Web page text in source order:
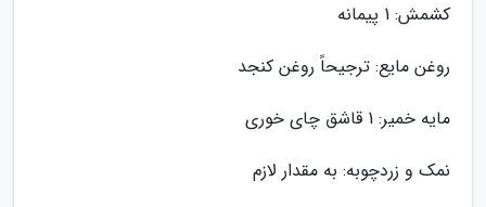
کشمش: 1 پیمانه
روغن مایع: ترجیحاً روغن کنجد
مایه خمیر: 1 قاشق چای خوری
نمک و زردچوبه: به مقدار لازم